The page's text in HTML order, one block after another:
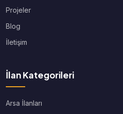
Projeler
Blog
İletişim
İlan Kategorileri
Arsa İlanları